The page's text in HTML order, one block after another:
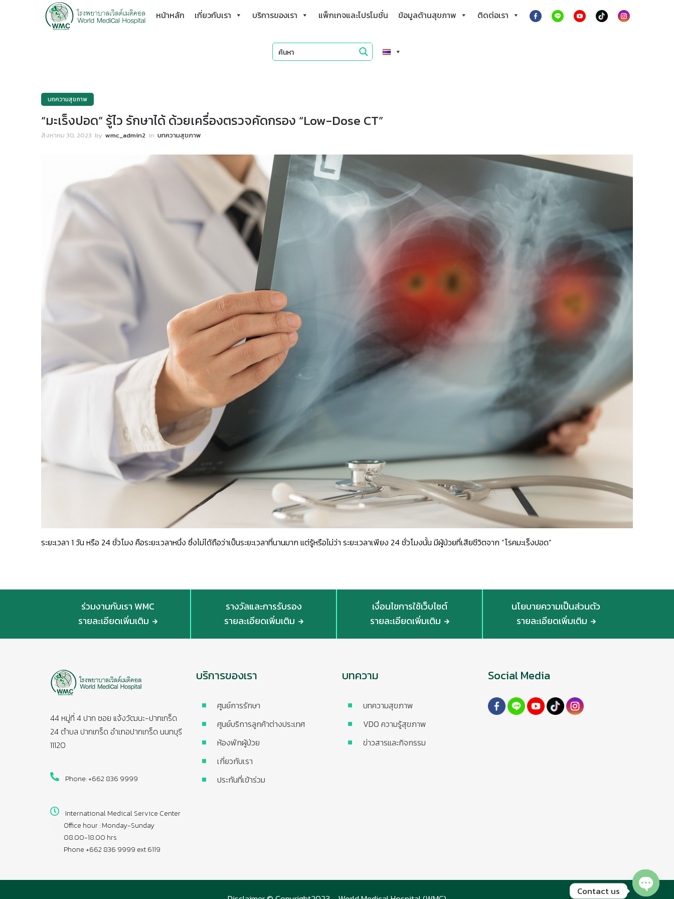
หน้าหลัก เกี่ยวกับเรา บริการของเรา แพ็กเกจและโปรโมชั่น ข้อมูลด้านสุขภาพ ติดต่อเรา
บทความสุขภาพ
“มะเร็งปอด” รู้ไว รักษาได้ ด้วยเครื่องตรวจคัดกรอง “Low-Dose CT”
สิงหาคม 30, 2023 by wmc_admin2 in บทความสุขภาพ
ระยะเวลา 1 วัน หรือ 24 ชั่วโมง คือระยะเวลาหนึ่ง ซึ่งไม่ได้ถือว่าเป็นระยะเวลาที่นานมาก แต่รู้หรือไม่ว่า ระยะเวลาเพียง 24 ชั่วโมงนั้น มีผู้ป่วยที่เสียชีวิตจาก “โรคมะเร็งปอด”
ร่วมงานกับเรา WMC
รายละเอียดเพิ่มเติม
รางวัลและการรับรอง
รายละเอียดเพิ่มเติม
เงื่อนไขการใช้เว็บไซต์
รายละเอียดเพิ่มเติม
นโยบายความเป็นส่วนตัว
รายละเอียดเพิ่มเติม
44 หมู่ที่ 4 ปาก ซอย แจ้งวัฒนะ-ปากเกร็ด
24 ตำบล ปากเกร็ด อำเภอปากเกร็ด นนทบุรี
11120
Phone: +662 836 9999
International Medical Service Center
Office hour : Monday-Sunday
08.00-18.00 hrs
Phone +662 836 9999 ext 6119
บริการของเรา
ศูนย์การรักษา
ศูนย์บริการลูกค้าต่างประเทศ
ห้องพักผู้ป่วย
เกี่ยวกับเรา
ประกันที่เข้าร่วม
บทความ
บทความสุขภาพ
VDO ความรู้สุขภาพ
ข่าวสารและกิจกรรม
Social Media
Contact us